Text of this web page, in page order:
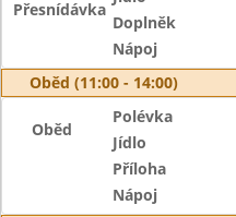
Přesnídávka
Doplněk
Nápoj
Oběd (11:00 - 14:00)
Oběd
Polévka
Jídlo
Příloha
Nápoj